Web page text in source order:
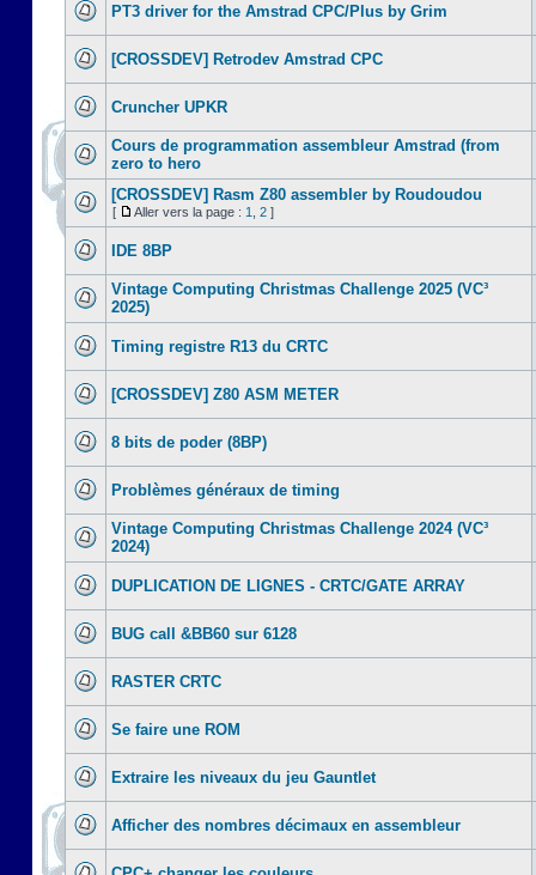
PT3 driver for the Amstrad CPC/Plus by Grim
[CROSSDEV] Retrodev Amstrad CPC
Cruncher UPKR
Cours de programmation assembleur Amstrad (from
zero to hero
[CROSSDEV] Rasm Z80 assembler by Roudoudou
[ Aller vers la page : 1 2 ]
IDE 8BP
Vintage Computing Christmas Challenge 2025 (VC³
2025)
Timing registre R13 du CRTC
[CROSSDEV] Z80 ASM METER
8 bits de poder (8BP)
Problèmes généraux de timing
Vintage Computing Christmas Challenge 2024 (VC³
2024)
DUPLICATION DE LIGNES - CRTC/GATE ARRAY
BUG call &BB60 sur 6128
RASTER CRTC
Se faire une ROM
Extraire les niveaux du jeu Gauntlet
Afficher des nombres décimaux en assembleur